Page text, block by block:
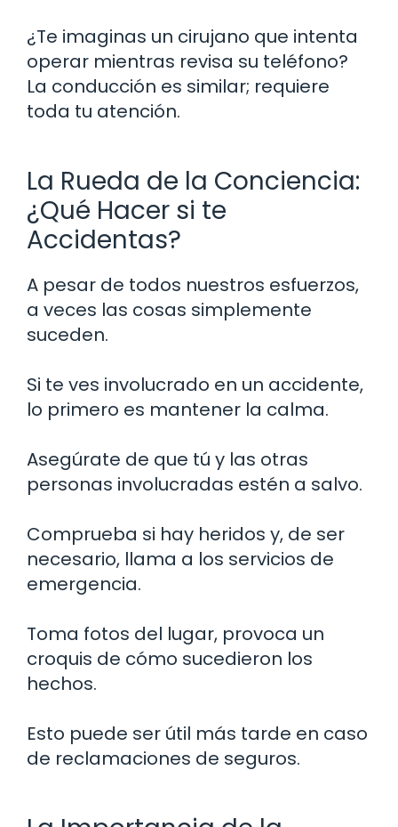
¿Te imaginas un cirujano que intenta
operar mientras revisa su teléfono?
La conducción es similar; requiere
toda tu atención.
La Rueda de la Conciencia:
¿Qué Hacer si te
Accidentas?
A pesar de todos nuestros esfuerzos,
a veces las cosas simplemente
suceden.
Si te ves involucrado en un accidente,
lo primero es mantener la calma.
Asegúrate de que tú y las otras
personas involucradas estén a salvo.
Comprueba si hay heridos y, de ser
necesario, llama a los servicios de
emergencia.
Toma fotos del lugar, provoca un
croquis de cómo sucedieron los
hechos.
Esto puede ser útil más tarde en caso
de reclamaciones de seguros.